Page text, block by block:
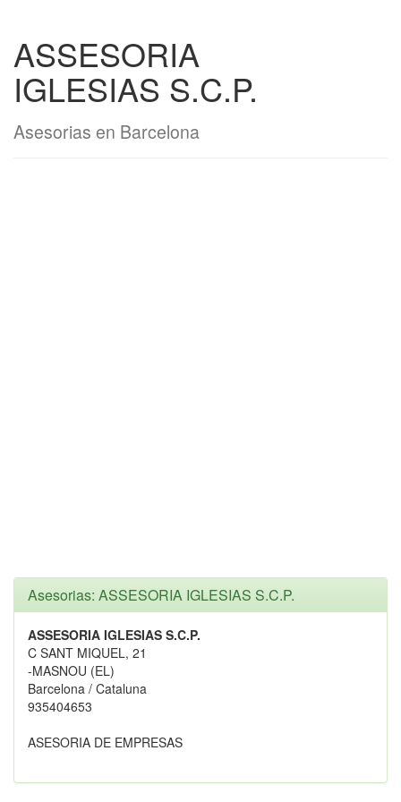
ASSESORIA
IGLESIAS S.C.P.
Asesorias en Barcelona
Asesorias: ASSESORIA IGLESIAS S.C.P.
ASSESORIA IGLESIAS S.C.P.
C SANT MIQUEL, 21
-MASNOU (EL)
Barcelona / Cataluna
935404653
ASESORIA DE EMPRESAS